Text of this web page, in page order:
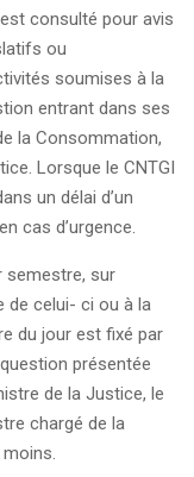
consulté pour avis
ou
soumises à la
entrant dans ses
la Consommation,
Lorsque le CNTGI
un délai d’un
cas d’urgence.
semestre, sur
de celui- ci ou à la
du jour est fixé par
présentée
de la Justice, le
chargé de la